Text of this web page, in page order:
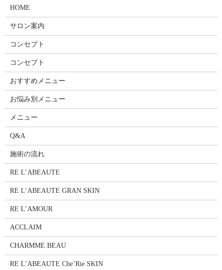
HOME
サロン案内
コンセプト
コンセプト
おすすめメニュー
お悩み別メニュー
メニュー
Q&A
施術の流れ
RE L’ABEAUTE
RE L’ABEAUTE GRAN SKIN
RE L’AMOUR
ACCLAIM
CHARMME BEAU
RE L’ABEAUTE Che’Rie SKIN